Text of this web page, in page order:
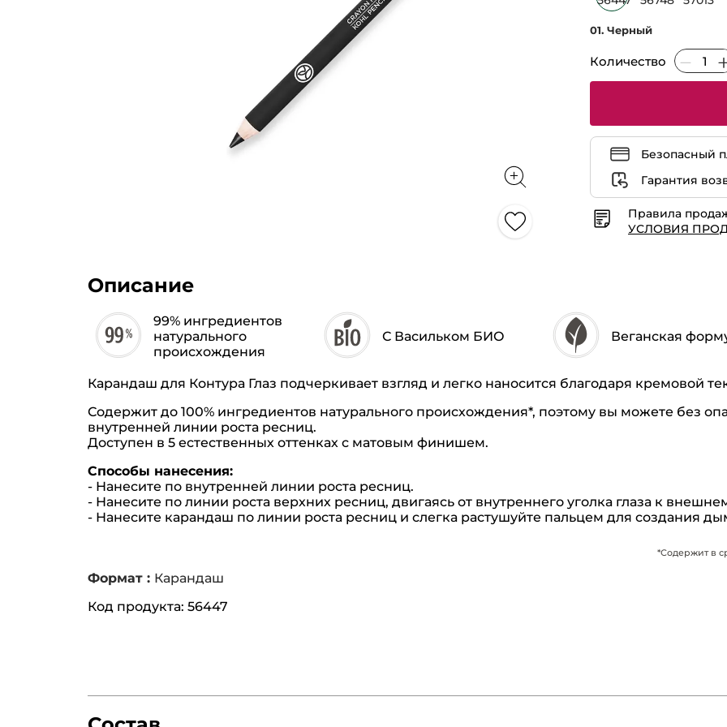
для
–
01. Черный
Количество
Безопасный
Гарантия
Правила
УСЛОВИЯ
Описание
99% ингредиентов
натурального
происхождения
С Васильком БИО Веганская
Карандаш для Контура Глаз подчеркивает взгляд и легко наносится благодаря кремовой
Содержит до 100% ингредиентов натурального происхождения*, поэтому вы можете без
внутренней линии роста ресниц.
Доступен в 5 естественных оттенках с матовым финишем.
Способы нанесения:
- Нанесите по внутренней линии роста ресниц.
- Нанесите по линии роста верхних ресниц, двигаясь от внутреннего уголка глаза к
- Нанесите карандаш по линии роста ресниц и слегка растушуйте пальцем для создания
*Содержит в
Формат : Карандаш
Код продукта: 56447